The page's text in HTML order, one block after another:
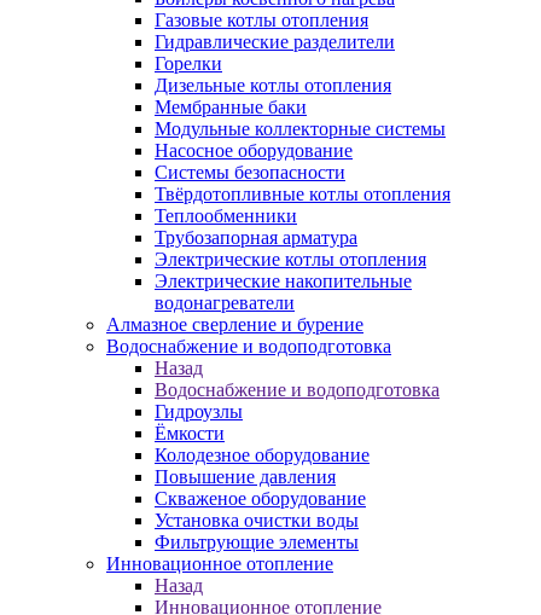
Газовые котлы отопления
Гидравлические разделители
Горелки
Дизельные котлы отопления
Мембранные баки
Модульные коллекторные системы
Насосное оборудование
Системы безопасности
Твёрдотопливные котлы отопления
Теплообменники
Трубозапорная арматура
Электрические котлы отопления
Электрические накопительные
водонагреватели
Алмазное сверление и бурение
Водоснабжение и водоподготовка
Назад
Водоснабжение и водоподготовка
Гидроузлы
Ёмкости
Колодезное оборудование
Повышение давления
Скваженое оборудование
Установка очистки воды
Фильтрующие элементы
Инновационное отопление
Назад
Инновационное отопление